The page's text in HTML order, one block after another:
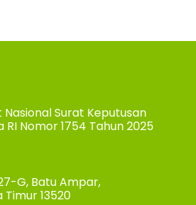
Surat Keputusan
Nomor 1754 Tahun 2025
G, Batu Ampar,
13520